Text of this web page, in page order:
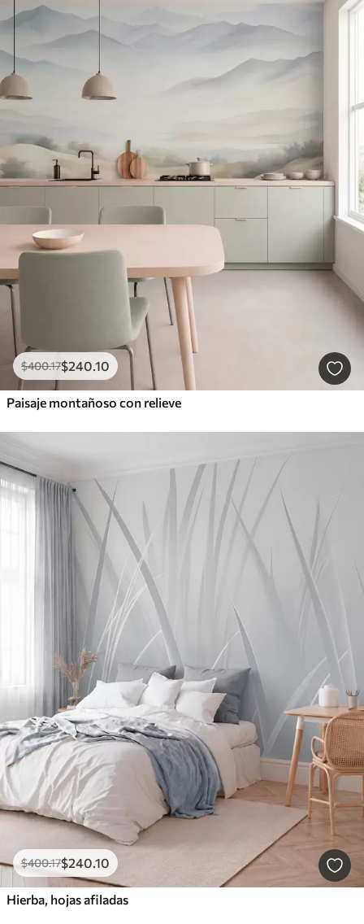
$400.17$240 .10
Paisaje montañoso con relieve
$400.17$240 .10
Hierba, hojas afiladas